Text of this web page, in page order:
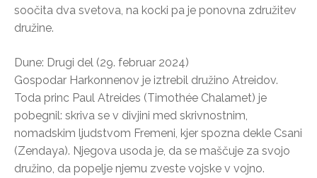
soočita dva svetova, na kocki pa je ponovna združitev
družine.
Dune: Drugi del (29. februar 2024)
Gospodar Harkonnenov je iztrebil družino Atreidov.
Toda princ Paul Atreides (Timothée Chalamet) je
pobegnil: skriva se v divjini med skrivnostnim,
nomadskim ljudstvom Fremeni, kjer spozna dekle Csani
(Zendaya). Njegova usoda je, da se maščuje za svojo
družino, da popelje njemu zveste vojske v vojno.